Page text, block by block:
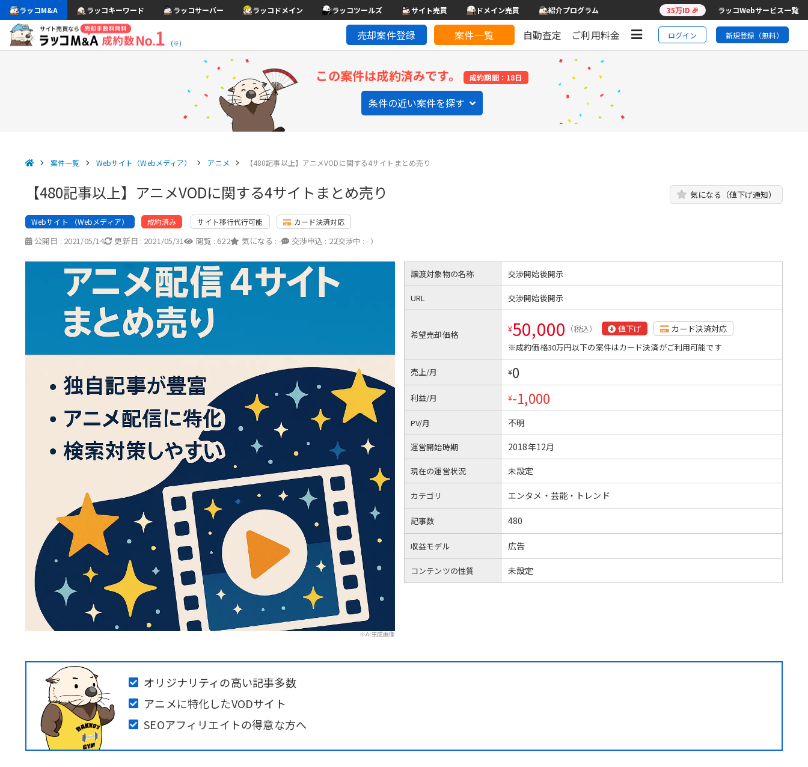
ラッコM&A ラッコキーワード ラッコサーバー ラッコドメイン ラッコツールズ サイト売買 ドメイン売買 紹介プログラム 35万ID 🎉 ラッコWebサービス一覧
(※)
売却案件登録 案件一覧 自動査定 ご利用料金 ログイン 新規登録（無料）
この案件は成約済みです。 成約期間：18日
条件の近い案件を探す
案件一覧 Webサイト（Webメディア） アニメ 【480記事以上】アニメVODに関する4サイトまとめ売り
【480記事以上】アニメVODに関する4サイトまとめ売り 気になる（値下げ通知）
Webサイト （Webメディア） 成約済み サイト移行代行可能 カード決済対応
公開日 : 2021/05/14 更新日 : 2021/05/31 閲覧 : 622 気になる : - 交渉申込 : 22
（交渉中 : - ）
※AI生成画像
譲渡対象物の名称 交渉開始後開示
URL 交渉開始後開示
希望売却価格 ¥50,000 （税込） 値下げ
カード決済対応
※成約価格30万円以下の案件はカード決済がご利用可能です
売上/月 ¥0
利益/月 ¥-1,000
PV/月 不明
運営開始時期 2018年12月
現在の運営状況 未設定
カテゴリ エンタメ・芸能・トレンド
記事数 480
収益モデル 広告
コンテンツの性質 未設定
オリジナリティの高い記事多数
アニメに特化したVODサイト
SEOアフィリエイトの得意な方へ